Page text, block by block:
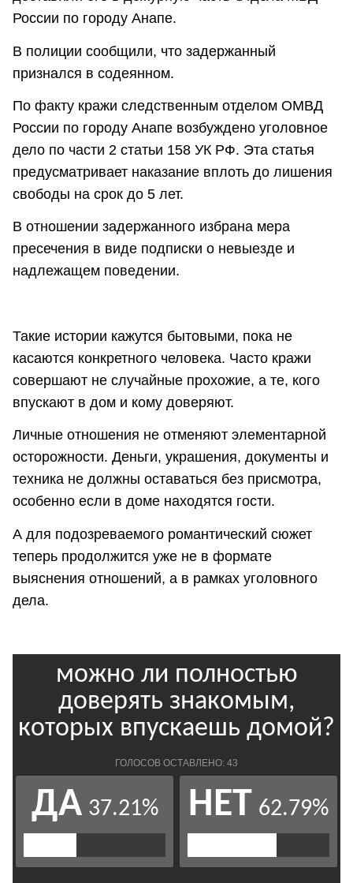
России по городу Анапе.
В полиции сообщили, что задержанный
признался в содеянном.
По факту кражи следственным отделом ОМВД
России по городу Анапе возбуждено уголовное
дело по части 2 статьи 158 УК РФ. Эта статья
предусматривает наказание вплоть до лишения
свободы на срок до 5 лет.
В отношении задержанного избрана мера
пресечения в виде подписки о невыезде и
надлежащем поведении.
Такие истории кажутся бытовыми, пока не
касаются конкретного человека. Часто кражи
совершают не случайные прохожие, а те, кого
впускают в дом и кому доверяют.
Личные отношения не отменяют элементарной
осторожности. Деньги, украшения, документы и
техника не должны оставаться без присмотра,
особенно если в доме находятся гости.
А для подозреваемого романтический сюжет
теперь продолжится уже не в формате
выяснения отношений, а в рамках уголовного
дела.